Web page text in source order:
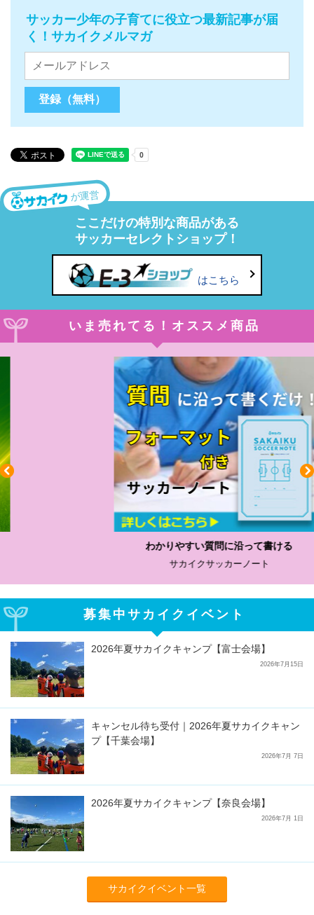
サッカー少年の子育てに役立つ最新記事が届
く！サカイクメルマガ
が運営
ここだけの特別な商品がある
サッカーセレクトショップ！
はこちら
いま売れてる！オススメ商品
わかりやすい質問に沿って書ける
サカイクサッカーノート
募集中サカイクイベント
2026年夏サカイクキャンプ【富士会場】
2026年7月15日
キャンセル待ち受付｜2026年夏サカイクキャン
プ【千葉会場】
2026年7月 7日
2026年夏サカイクキャンプ【奈良会場】
2026年7月 1日
サカイクイベント一覧